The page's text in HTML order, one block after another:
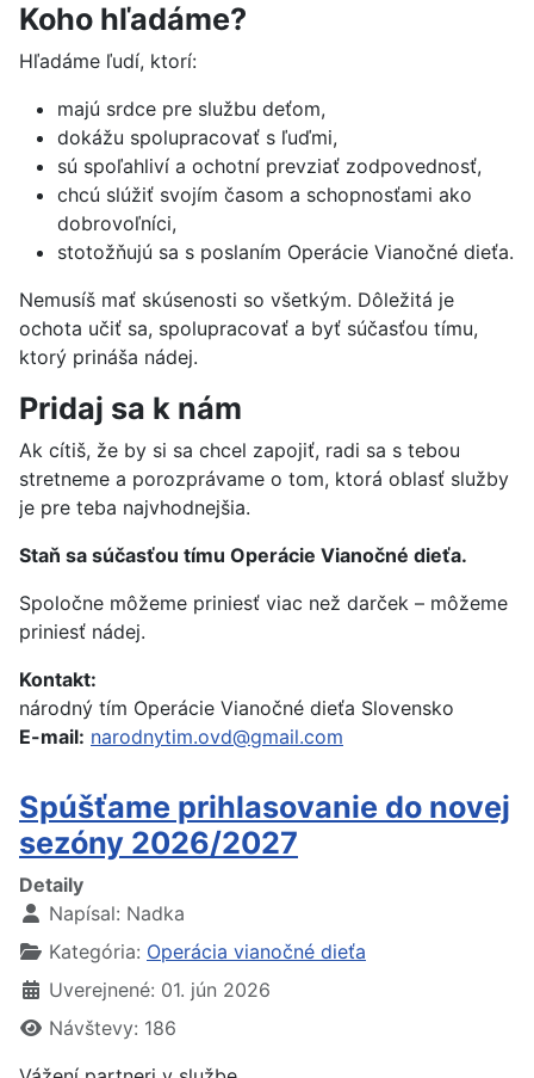
Koho hľadáme?
Hľadáme ľudí, ktorí:
majú srdce pre službu deťom,
dokážu spolupracovať s ľuďmi,
sú spoľahliví a ochotní prevziať zodpovednosť,
chcú slúžiť svojím časom a schopnosťami ako
dobrovoľníci,
stotožňujú sa s poslaním Operácie Vianočné dieťa.
Nemusíš mať skúsenosti so všetkým. Dôležitá je
ochota učiť sa, spolupracovať a byť súčasťou tímu,
ktorý prináša nádej.
Pridaj sa k nám
Ak cítiš, že by si sa chcel zapojiť, radi sa s tebou
stretneme a porozprávame o tom, ktorá oblasť služby
je pre teba najvhodnejšia.
Staň sa súčasťou tímu Operácie Vianočné dieťa.
Spoločne môžeme priniesť viac než darček – môžeme
priniesť nádej.
Kontakt:
národný tím Operácie Vianočné dieťa Slovensko
E-mail: narodnytim.ovd@gmail.com
Spúšťame prihlasovanie do novej
sezóny 2026/2027
Detaily
Napísal: Nadka
Kategória: Operácia vianočné dieťa
Uverejnené: 01. jún 2026
Návštevy: 186